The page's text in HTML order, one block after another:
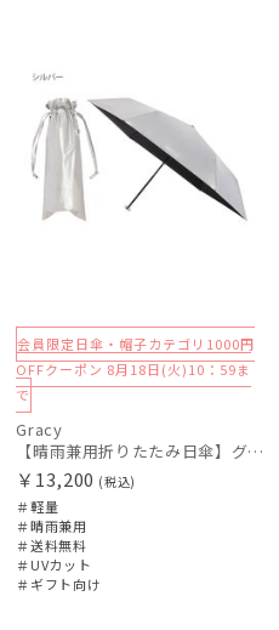
会員限定日傘・帽子カテゴリ1000円
OFFクーポン 8月18日(火)10：59ま
で
Gracy
【晴雨兼用折りたたみ日傘】グレイシー (Gracy) Metallic 一級遮光99.99% 遮熱 UV99％ 軽量 簡単開閉
￥13,200 (税込)
＃軽量
＃晴雨兼用
＃送料無料
＃UVカット
＃ギフト向け